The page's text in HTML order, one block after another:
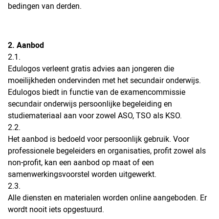
bedingen van derden.
2. Aanbod
2.1.
Edulogos verleent gratis advies aan jongeren die
moeilijkheden ondervinden met het secundair onderwijs.
Edulogos biedt in functie van de examencommissie
secundair onderwijs persoonlijke begeleiding en
studiemateriaal aan voor zowel ASO, TSO als KSO.
2.2.
Het aanbod is bedoeld voor persoonlijk gebruik. Voor
professionele begeleiders en organisaties, profit zowel als
non-profit, kan een aanbod op maat of een
samenwerkingsvoorstel worden uitgewerkt.
2.3.
Alle diensten en materialen worden online aangeboden. Er
wordt nooit iets opgestuurd.